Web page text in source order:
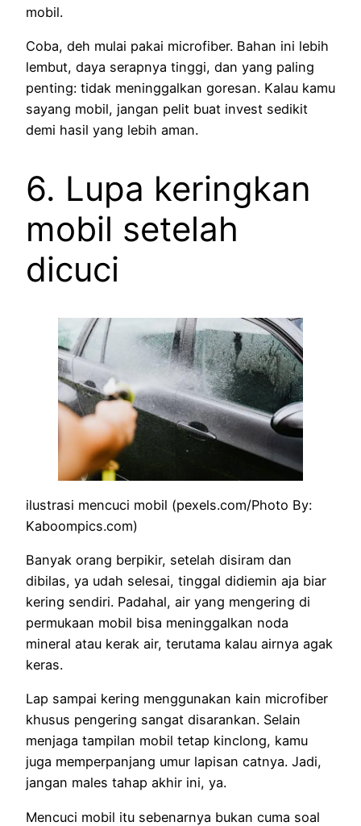
mobil.
Coba, deh mulai pakai microfiber. Bahan ini lebih
lembut, daya serapnya tinggi, dan yang paling
penting: tidak meninggalkan goresan. Kalau kamu
sayang mobil, jangan pelit buat invest sedikit
demi hasil yang lebih aman.
6. Lupa keringkan
mobil setelah
dicuci
ilustrasi mencuci mobil (pexels.com/Photo By:
Kaboompics.com)
Banyak orang berpikir, setelah disiram dan
dibilas, ya udah selesai, tinggal didiemin aja biar
kering sendiri. Padahal, air yang mengering di
permukaan mobil bisa meninggalkan noda
mineral atau kerak air, terutama kalau airnya agak
keras.
Lap sampai kering menggunakan kain microfiber
khusus pengering sangat disarankan. Selain
menjaga tampilan mobil tetap kinclong, kamu
juga memperpanjang umur lapisan catnya. Jadi,
jangan males tahap akhir ini, ya.
Mencuci mobil itu sebenarnya bukan cuma soal